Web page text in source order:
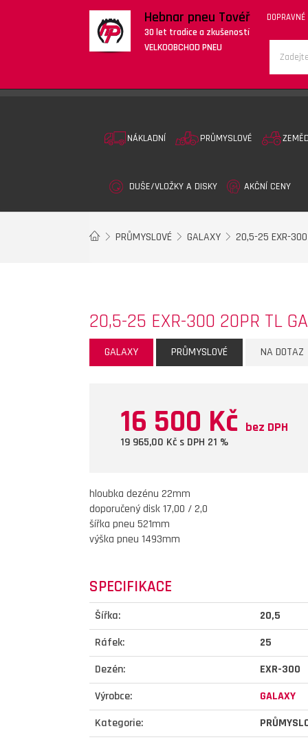
Hebnar pneu Tovéř
30 let tradice a zkušeností
VELKOOBCHOD PNEU
DOPRAVNÉ
NÁKLADNÍ PRŮMYSLOVÉ
DUŠE/VLOŽKY A DISKY AKČNÍ CENY
PRŮMYSLOVÉ GALAXY 20,5-25 EXR-
20,5-25 EXR-300 20PR TL
GALAXY PRŮMYSLOVÉ NA DOTAZ
16 500 Kč bez DPH
19 965,00 Kč s DPH 21 %
hloubka dezénu 22mm
doporučený disk 17,00 / 2,0
šířka pneu 521mm
výška pneu 1493mm
SPECIFIKACE
Šířka:
20,5
Ráfek:
25
Dezén:
EXR-300
Výrobce:
GALAXY
Kategorie: